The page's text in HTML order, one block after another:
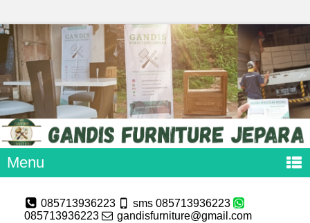
Menu
085713936223
sms 085713936223
085713936223
gandisfurniture@gmail.com